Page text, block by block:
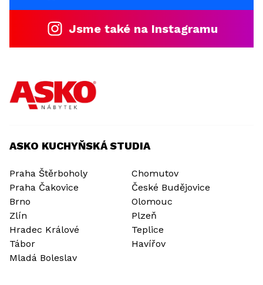
Jsme také na Instagramu
ASKO KUCHYŇSKÁ STUDIA
Praha Štěrboholy
Praha Čakovice
Brno
Zlín
Hradec Králové
Tábor
Mladá Boleslav
Chomutov
České Budějovice
Olomouc
Plzeň
Teplice
Havířov